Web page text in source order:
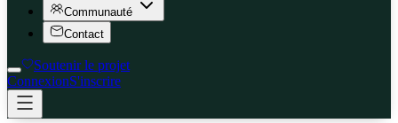
Communauté
Contact
Soutenir le projet
ConnexionS'inscrire